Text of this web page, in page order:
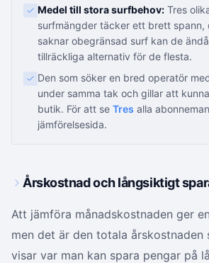
Medel till stora surfbehov: Tres
surfmängder täcker ett brett spann,
saknar obegränsad surf kan de
tillräckliga alternativ för de flesta.
Den som söker en bred operatör
under samma tak och gillar att
butik. För att se Tres alla
jämförelsesida.
Årskostnad och långsiktigt
Att jämföra månadskostnaden ger
men det är den totala årskostnaden
visar var man kan spara pengar på